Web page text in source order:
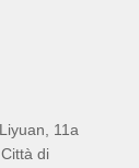
11a
di